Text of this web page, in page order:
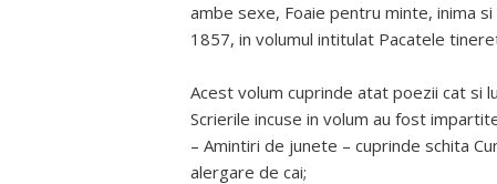
ambe sexe, Foaie pentru minte, inima
1857, in volumul intitulat Pacatele
Acest volum cuprinde atat poezii cat si
Scrierile incuse in volum au fost
– Amintiri de junete – cuprinde schita
alergare de cai;